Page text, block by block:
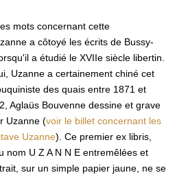
mots concernant cette
a côtoyé les écrits de Bussy-
a étudié le XVIIe siècle libertin.
Uzanne a certainement chiné cet
des quais entre 1871 et
Aglaüs Bouvenne dessine et grave
Uzanne (voir le billet concernant les
Uzanne). Ce premier ex libris,
nom U Z A N N E entremêlées et
sur un simple papier jaune, ne se